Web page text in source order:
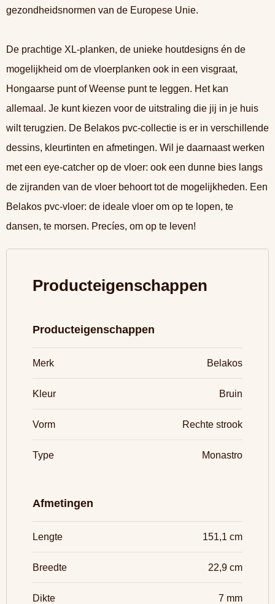
gezondheidsnormen van de Europese Unie.
De prachtige XL-planken, de unieke houtdesigns én de
mogelijkheid om de vloerplanken ook in een visgraat,
Hongaarse punt of Weense punt te leggen. Het kan
allemaal. Je kunt kiezen voor de uitstraling die jij in je huis
wilt terugzien. De Belakos pvc-collectie is er in verschillende
dessins, kleurtinten en afmetingen. Wil je daarnaast werken
met een eye-catcher op de vloer: ook een dunne bies langs
de zijranden van de vloer behoort tot de mogelijkheden. Een
Belakos pvc-vloer: de ideale vloer om op te lopen, te
dansen, te morsen. Precíes, om op te leven!
Producteigenschappen
Producteigenschappen
Merk Belakos
Kleur Bruin
Vorm Rechte strook
Type Monastro
Afmetingen
Lengte 151,1 cm
Breedte 22,9 cm
Dikte 7 mm